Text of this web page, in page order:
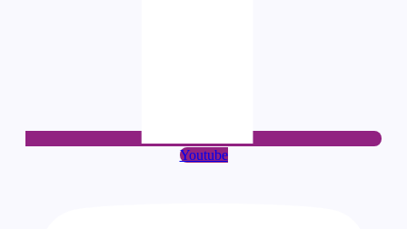
Youtube